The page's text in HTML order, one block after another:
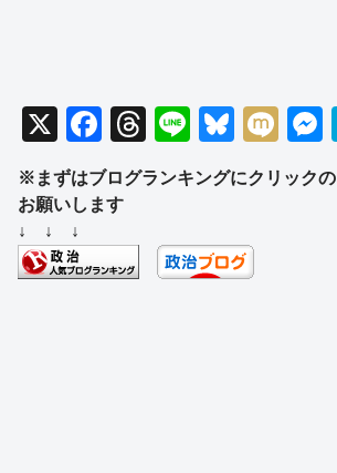
X
F
a
c
b
T
hr
e
d
Li
n
e
Bl
e
y
M
ixi
※まずはブログランキングにクリックの
お願いします
↓ ↓ ↓